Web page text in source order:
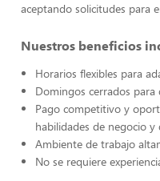
aceptando solicitudes para
Nuestros beneficios
Horarios flexibles para
Domingos cerrados
Pago competitivo y
habilidades de negocio
Ambiente de trabajo
No se requiere